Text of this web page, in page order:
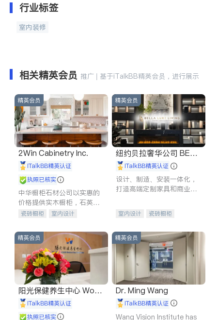
行业标签
室内装修
相关精英会员 推广 | 基于iTalkBB精英会员，进行展示
精英会员
2Win Cabinetry Inc.
iTalkBB精英认证
执照已核实
中华橱柜石材公司以实惠的
价格提供实木橱柜，石英石
台面，多种优质不锈钢水
质厨房，家的选择。
瓷砖橱柜
室内设计
室内装修
精英会员
纽约贝拉奢华公司 BELL
A LUXE
iTalkBB精英认证
设计、制造、安装一体化，
打造高端定制家具和商业空
室内设计
瓷砖橱柜
售前软装staging
室内装修
精英会员
阳光保健养生中心 World
shine
iTalkBB精英认证
执照已核实
精英会员
Dr. Ming Wang
iTalkBB精英认证
Wang Vision Institute has